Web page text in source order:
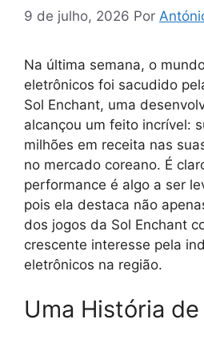
9 de julho, 2026 Por
Na última semana, o
eletrônicos foi sacudido
Sol Enchant, uma
alcançou um feito incrível:
milhões em receita nas
no mercado coreano. É
performance é algo a ser
pois ela destaca não
dos jogos da Sol Enchant
crescente interesse pela
eletrônicos na região.
Uma História